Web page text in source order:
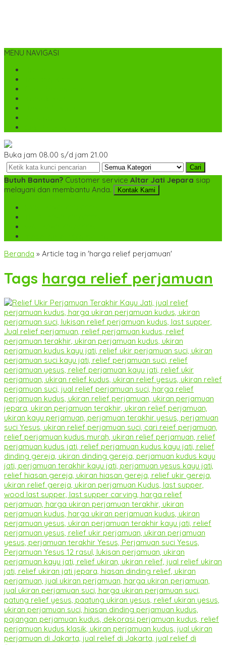
MENU NAVIGASI
Buka jam 08.00 s/d jam 21.00
Cari
Butuh Bantuan? Customer service Altar Jati Jepara siap
melayani dan membantu Anda.
Kontak Kami
Beranda » Article tag in 'harga relief perjamuan'
Tags harga relief perjamuan